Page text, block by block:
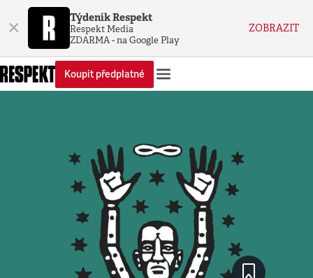
× Týdeník Respekt
Respekt Media
ZDARMA - na Google Play
ZOBRAZIT
Koupit předplatné